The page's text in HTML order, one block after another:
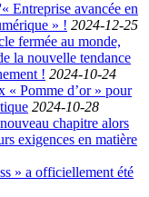
Entreprise avancée en
» ! 2024-12-25
fermée au monde,
la nouvelle tendance
! 2024-10-24
« Pomme d’or » pour
2024-10-28
chapitre alors
exigences en matière
» a officiellement été